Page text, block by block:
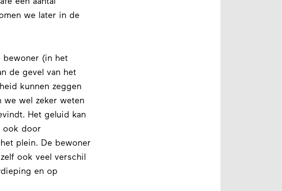
we later in de
bewoner (in het
de gevel van het
kunnen zeggen
we wel zeker weten
Het geluid kan
ook door
plein. De bewoner
ook veel verschil
en op